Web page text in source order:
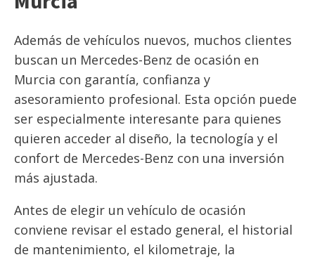
Además de vehículos nuevos, muchos clientes
buscan un Mercedes-Benz de ocasión en
Murcia con garantía, confianza y
asesoramiento profesional. Esta opción puede
ser especialmente interesante para quienes
quieren acceder al diseño, la tecnología y el
confort de Mercedes-Benz con una inversión
más ajustada.
Antes de elegir un vehículo de ocasión
conviene revisar el estado general, el historial
de mantenimiento, el kilometraje, la